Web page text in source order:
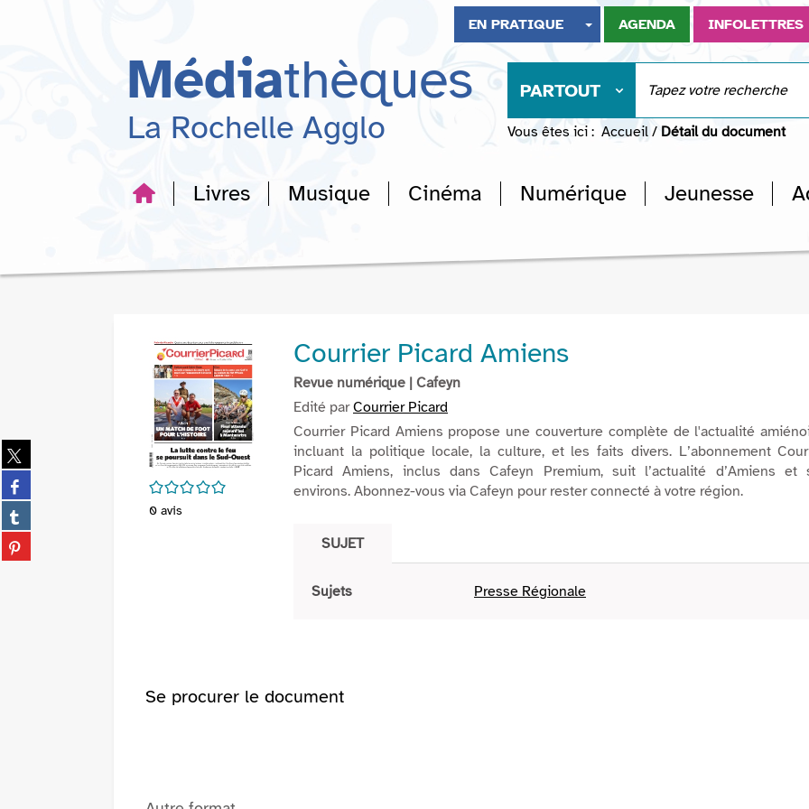
recherche
EN PRATIQUE AGENDA INFOLETTRES
Médiathèques
La Rochelle Agglo
PARTOUT
Vous êtes ici : Accueil / Détail du document
Livres Musique Cinéma Numérique Jeunesse
Partager
sur
twitter
(Nouvelle
fenêtre)
Partager
sur
facebook
(Nouvelle
fenêtre)
Partager
sur
tumblr
Partager
sur
/5
0 avis
Courrier Picard Amiens
Revue numérique | Cafeyn
Edité parCourrier Picard
Courrier Picard Amiens propose une couverture complète de l'actualité
incluant la politique locale, la culture, et les faits divers. L’abonnement
Picard Amiens, inclus dans Cafeyn Premium, suit l’actualité d’Amiens et
environs. Abonnez-vous via Cafeyn pour rester connecté à votre région.
SUJET
Sujets Presse Régionale
Se procurer le document